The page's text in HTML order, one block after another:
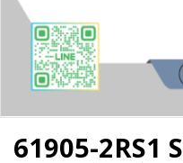
61905-2RS1